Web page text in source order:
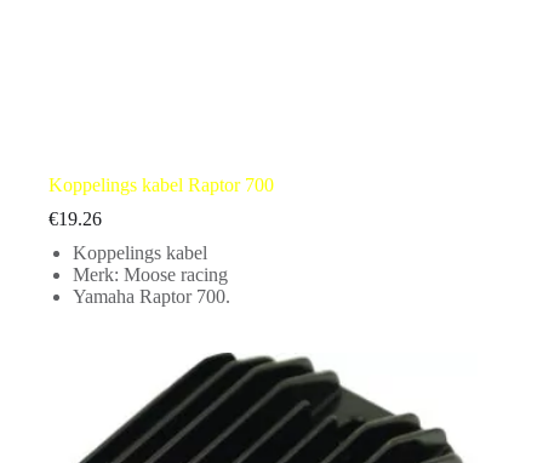
Koppelings kabel Raptor 700
€19.26
Koppelings kabel
Merk: Moose racing
Yamaha Raptor 700.